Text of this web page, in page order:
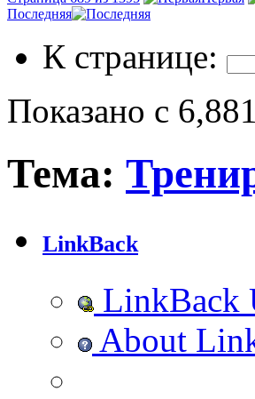
Последняя
К странице:
Показано с
Тема:
LinkBack
LinkBack
About